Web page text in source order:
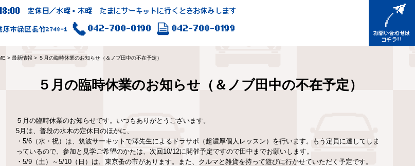
定休日／水曜・木曜 たまにサーキットに行くときお休みします
原市緑区長竹2748-1 042-780-8198 042-780-8199
> 最新情報 > ５月の臨時休業のお知らせ（＆ノブ田中の不在予定）
５月の臨時休業のお知らせ（＆ノブ田中の不在予定）
５月の臨時休業のお知らせです。いつもありがとうございます。
5月は、普段の水木の定休日のほかに、
・5/6（水・祝）は、筑波サーキットで澤先生によるドラサポ（超濃厚個人レッスン）を行います。もう定員に達してしま
っているので、参加と見学ご希望のかたは、次回10/12に開催予定ですので田中までお願いします。
・5/9（土）～5/10（日）は、東京蚤の市があります。また、クルマと雑貨を持って遊びに行かせていただく予定です。